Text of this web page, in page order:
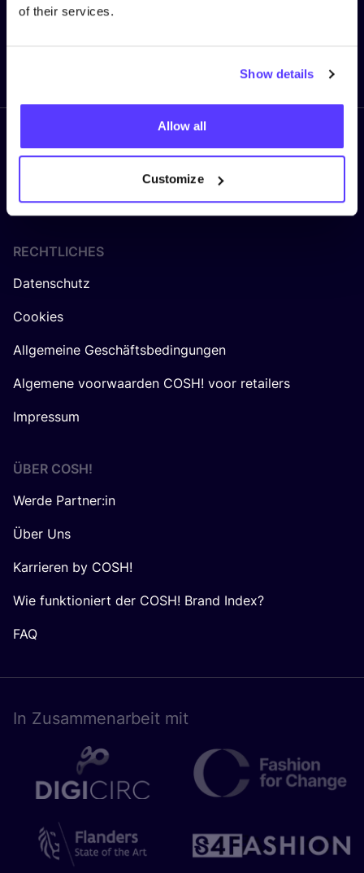
of their services.
Show details
Allow all
Customize
Folge uns
RECHTLICHES
Datenschutz
Cookies
Allgemeine Geschäftsbedingungen
Algemene voorwaarden COSH! voor retailers
Impressum
ÜBER COSH!
Werde Partner:in
Über Uns
Karrieren by COSH!
Wie funktioniert der COSH! Brand Index?
FAQ
In Zusam­men­ar­beit mit